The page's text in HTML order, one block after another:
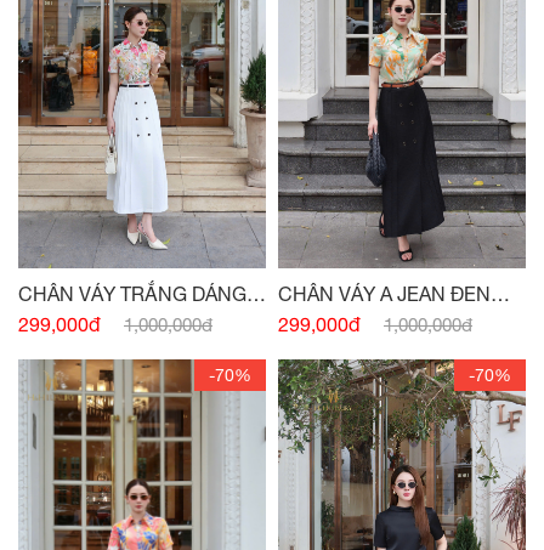
CHÂN VÁY TRẮNG DÁNG A
BẤU LY ĐÍNH CÚC -(HẾT
299,000đ 1,000,000đ
CHÂN VÁY A JEAN ĐEN
BẤU LY ĐÍNH CÚC -(HẾT
299,000đ 1,000,000đ
-70% -70%